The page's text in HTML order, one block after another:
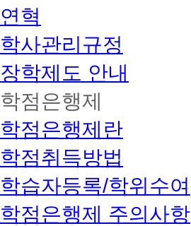
연혁
학사관리규정
장학제도 안내
학점은행제
학점은행제란
학점취득방법
학습자등록/학위수여
학점은행제 주의사항